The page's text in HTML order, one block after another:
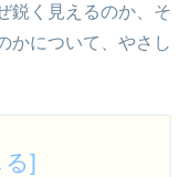
鋭く見えるのか、そ
かについて、やさし